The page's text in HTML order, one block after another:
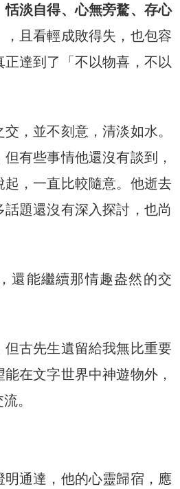
恬淡自得、心無旁騖、存心
，且看輕成敗得失，也包容
正達到了「不以物喜，不以
，並不刻意，清淡如水。
有些事情他還沒有談到，
，一直比較隨意。他逝去
題還沒有深入探討，也尚
還能繼續那情趣盎然的交
古先生遺留給我無比重要
在文字世界中神遊物外，
。
通達，他的心靈歸宿，應